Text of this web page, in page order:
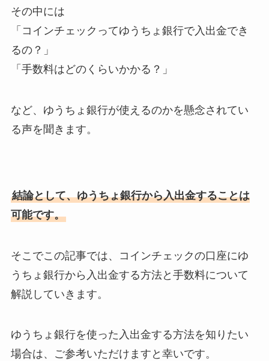
その中には
「コインチェックってゆうちょ銀行で入出金でき
るの？」
「手数料はどのくらいかかる？」
など、ゆうちょ銀行が使えるのかを懸念されてい
る声を聞きます。
結論として、ゆうちょ銀行から入出金することは
可能です。
そこでこの記事では、コインチェックの口座にゆ
うちょ銀行から入出金する方法と手数料について
解説していきます。
ゆうちょ銀行を使った入出金する方法を知りたい
場合は、ご参考いただけますと幸いです。